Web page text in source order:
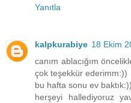
Yanıtla
kalpkurabiye 18 Ekim
canım ablacığım
çok teşekkür ederimm:))
bu hafta sonu ev
herşeyi hallediyoruz